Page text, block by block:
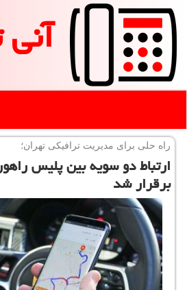
راه حلی برای مدیریت ترافیكی تهران؛
ارتباط دو سویه بین پلیس
برقرار شد